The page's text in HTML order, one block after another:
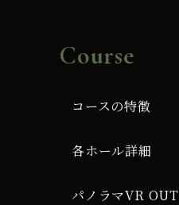
Course
コースの特徴
各ホール詳細
パノラマVR OUT